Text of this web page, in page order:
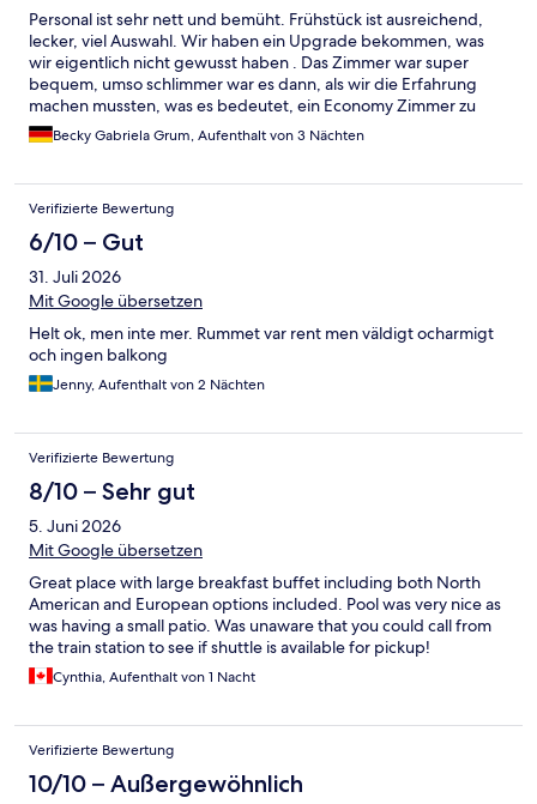
Personal ist sehr nett und bemüht. Frühstück ist ausreichend,
lecker, viel Auswahl. Wir haben ein Upgrade bekommen, was
wir eigentlich nicht gewusst haben . Das Zimmer war super
bequem, umso schlimmer war es dann, als wir die Erfahrung
machen mussten, was es bedeutet, ein Economy Zimmer zu
buchen. Durch die Buchung für ein Familyevent müssten wir das
Zimmer wechseln. Das neue Zimmer ist Niemand zu empfehlen.
leider das Zimmer nicht abkühlen können. Lüften war
Fehlanzeige. Die Zimmertür steht nicht nur direkt gegenüber
von der Straßenlaterne sondern man sieht von außen direkt ins
Bett rein. Der Hotelstrand fanden wir absolut nicht schön. Es
war sehr heiß und es gab nur eine Dusche mit Münzen.
besonders sauber war es auch nicht und dafür 20€ zu zahlen,
gibt, wieder mal enttäuschend. Dann das Taxi zum Zentrum,
25€! Für diese Strecke echt unverschämt.
Becky Gabriela Grum, Aufenthalt von 3 Nächten
Verifizierte Bewertung
6/10 – Gut
31. Juli 2026
Mit Google übersetzen
Helt ok, men inte mer. Rummet var rent men väldigt ocharmigt
och ingen balkong
Jenny, Aufenthalt von 2 Nächten
Verifizierte Bewertung
8/10 – Sehr gut
5. Juni 2026
Mit Google übersetzen
Great place with large breakfast buffet including both North
American and European options included. Pool was very nice as
was having a small patio. Was unaware that you could call from
the train station to see if shuttle is available for pickup!
Cynthia, Aufenthalt von 1 Nacht
Verifizierte Bewertung
10/10 – Außergewöhnlich